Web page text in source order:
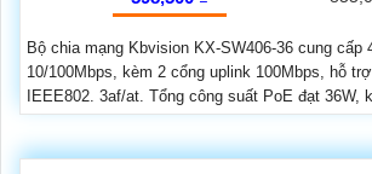
Bộ chia mạng Kbvision KX-SW406-36 cung cấp
10/100Mbps, kèm 2 cổng uplink 100Mbps, hỗ
IEEE802. 3af/at. Tổng công suất PoE đạt 36W,